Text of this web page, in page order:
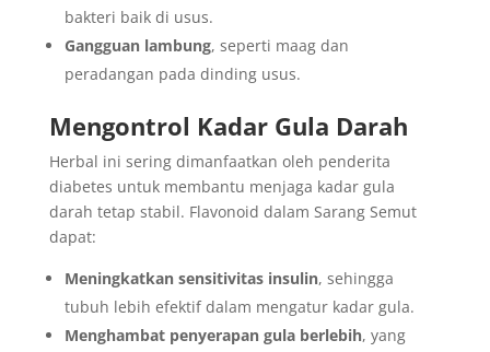
bakteri baik di usus.
Gangguan lambung, seperti maag dan
peradangan pada dinding usus.
Mengontrol Kadar Gula Darah
Herbal ini sering dimanfaatkan oleh penderita
diabetes untuk membantu menjaga kadar gula
darah tetap stabil. Flavonoid dalam Sarang Semut
dapat:
Meningkatkan sensitivitas insulin, sehingga
tubuh lebih efektif dalam mengatur kadar gula.
Menghambat penyerapan gula berlebih, yang